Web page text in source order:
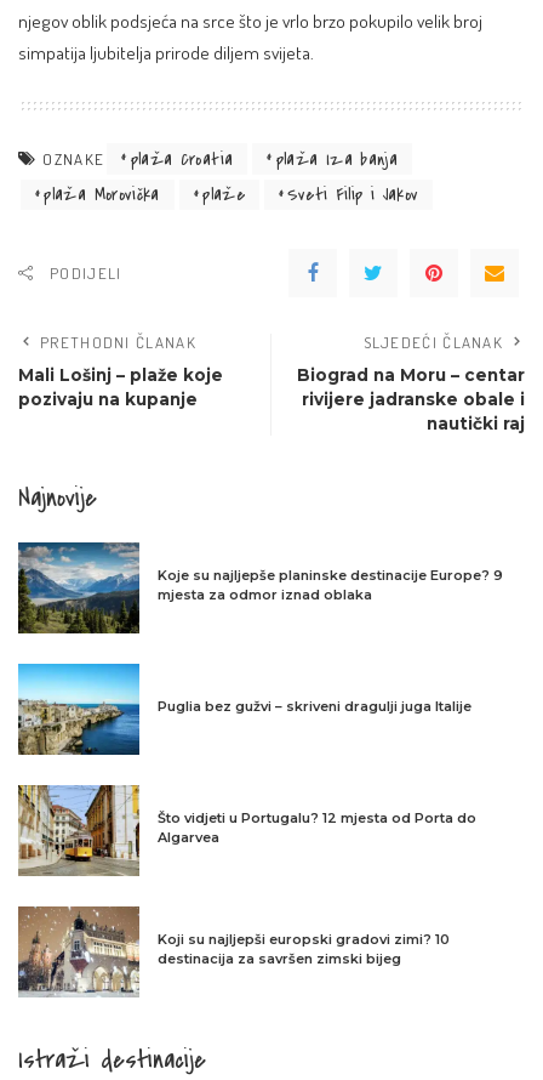
njegov oblik podsjeća na srce što je vrlo brzo pokupilo velik broj
simpatija ljubitelja prirode diljem svijeta.
OZNAKE plaža Croatia
plaža Iza banja
plaža Morovička
plaže Sveti Filip i Jakov
PODIJELI
PRETHODNI ČLANAK
Mali Lošinj – plaže koje
pozivaju na kupanje
SLJEDEĆI ČLANAK
Biograd na Moru – centar
rivijere jadranske obale i
nautički raj
Najnovije
Koje su najljepše planinske destinacije Europe? 9
mjesta za odmor iznad oblaka
Puglia bez gužvi – skriveni dragulji juga Italije
Što vidjeti u Portugalu? 12 mjesta od Porta do
Algarvea
Koji su najljepši europski gradovi zimi? 10
destinacija za savršen zimski bijeg
Istraži destinacije